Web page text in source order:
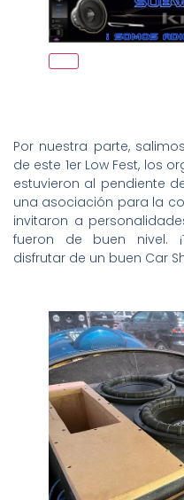
Por nuestra parte,
de este 1er Low Fest, los
estuvieron al pendiente
una asociación para la
invitaron a
fueron de buen nivel.
disfrutar de un buen Car